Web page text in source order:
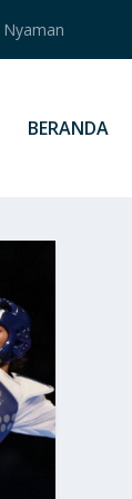
BERANDA